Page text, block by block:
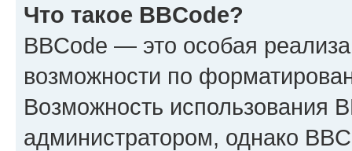
Что такое BBCode?
BBCode — это особая
возможности по
Возможность использования
администратором, однако